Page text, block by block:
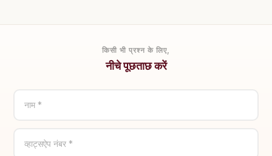
किसी भी प्रश्न के लिए,
नीचे पूछताछ करें
नाम *
व्हाट्सऐप नंबर *